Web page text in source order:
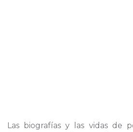
Las biografías y las vidas de